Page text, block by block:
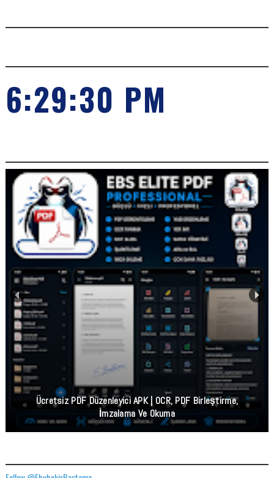
6:29:31 PM
Ücretsiz PDF Düzenleyici APK | OCR, PDF Birleştirme,
İmzalama Ve Okuma